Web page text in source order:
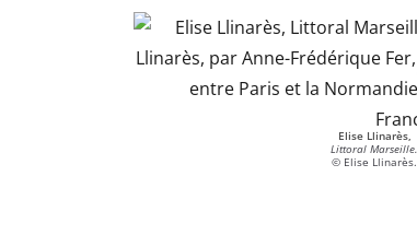
Elise Llinarès,
Littoral Marseille.
© Elise Llinarès.